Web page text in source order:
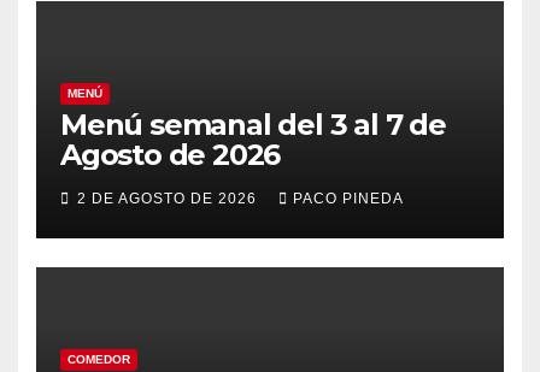
MENÚ
Menú semanal del 3 al 7 de
Agosto de 2026
2 DE AGOSTO DE 2026 PACO PINEDA
COMEDOR